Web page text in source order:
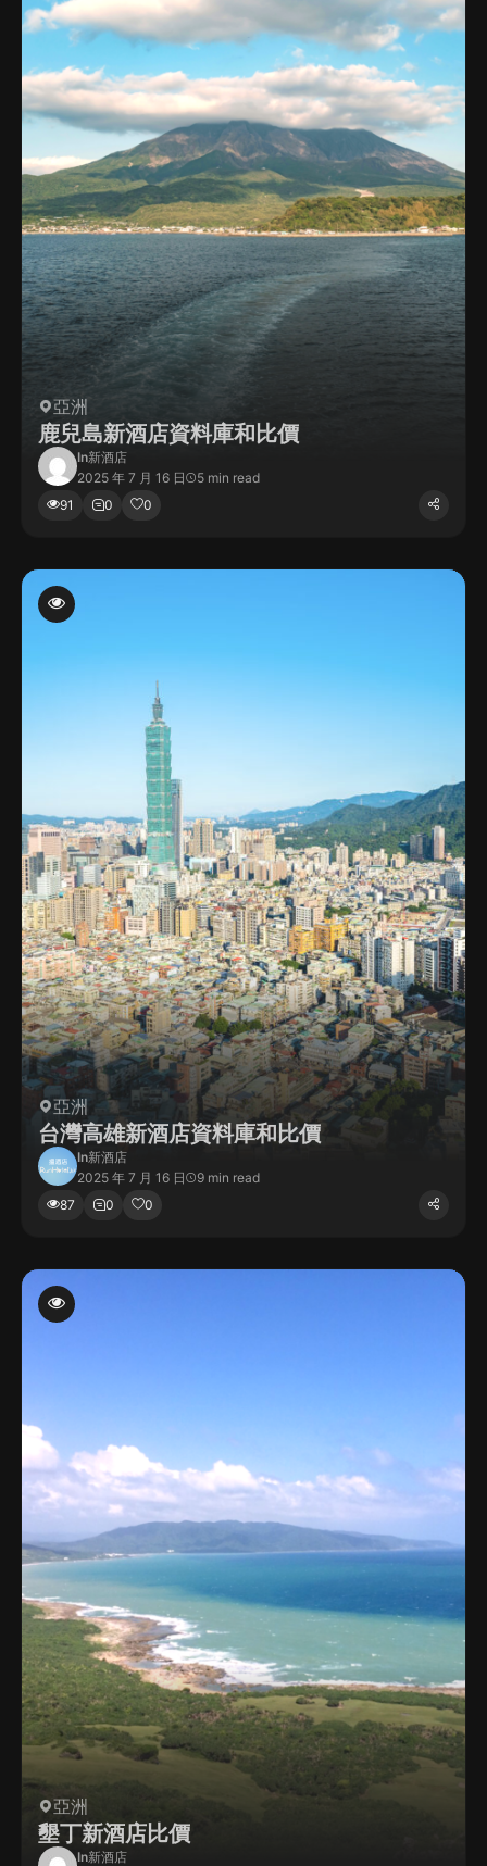
亞洲
鹿兒島新酒店資料庫和比價
In新酒店
2025 年 7 月 16 日
5 min read
91
0 0
亞洲
台灣高雄新酒店資料庫和比價
In新酒店
2025 年 7 月 16 日
9 min read
87
0 0
亞洲
墾丁新酒店比價
In新酒店